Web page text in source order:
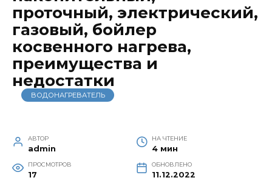
проточный, электрический,
газовый, бойлер
косвенного нагрева,
преимущества и
недостатки
ВОДОНАГРЕВАТЕЛЬ
АВТОР
admin
НА ЧТЕНИЕ
4 мин
ПРОСМОТРОВ
17
ОБНОВЛЕНО
11.12.2022